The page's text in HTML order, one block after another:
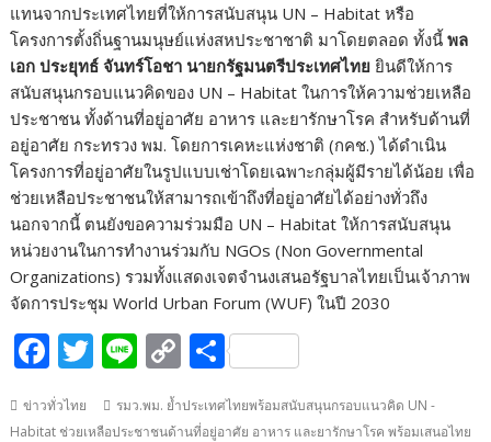
แทนจากประเทศไทยที่ให้การสนับสนุน UN – Habitat หรือ
โครงการตั้งถิ่นฐานมนุษย์แห่งสหประชาชาติ มาโดยตลอด ทั้งนี้พล
เอก ประยุทธ์ จันทร์โอชา นายกรัฐมนตรีประเทศไทย ยินดีให้การ
สนับสนุนกรอบแนวคิดของ UN – Habitat ในการให้ความช่วยเหลือ
ประชาชน ทั้งด้านที่อยู่อาศัย อาหาร และยารักษาโรค สำหรับด้านที่
อยู่อาศัย กระทรวง พม. โดยการเคหะแห่งชาติ (กคช.) ได้ดำเนิน
โครงการที่อยู่อาศัยในรูปแบบเช่าโดยเฉพาะกลุ่มผู้มีรายได้น้อย เพื่อ
ช่วยเหลือประชาชนให้สามารถเข้าถึงที่อยู่อาศัยได้อย่างทั่วถึง
นอกจากนี้ ตนยังขอความร่วมมือ UN – Habitat ให้การสนับสนุน
หน่วยงานในการทำงานร่วมกับ NGOs (Non Governmental
Organizations) รวมทั้งแสดงเจตจำนงเสนอรัฐบาลไทยเป็นเจ้าภาพ
จัดการประชุม World Urban Forum (WUF) ในปี 2030
F
ac
e
T
itt
Li
e
C
p
S
h
ar
ข่าวทั่วไทย
รมว.พม. ย้ำประเทศไทยพร้อมสนับสนุนกรอบแนวคิด UN -
Habitat ช่วยเหลือประชาชนด้านที่อยู่อาศัย อาหาร และยารักษาโรค พร้อมเสนอไทย